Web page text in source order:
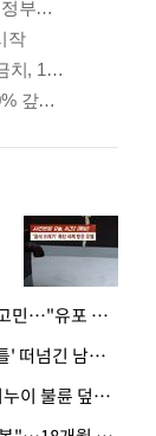
· 직장 불륜 발각된 40대 남성의 고민…"유포 동료 명예훼손·협박죄 고소 가능할까"
· 재취업한 시누이 위해 '조카 셔틀' 떠넘긴 남편…아내 "난 못한다"
· "남의 가정사 끼어들지 마"…시누이 불륜 덮으려는 남편에 억울한 아내